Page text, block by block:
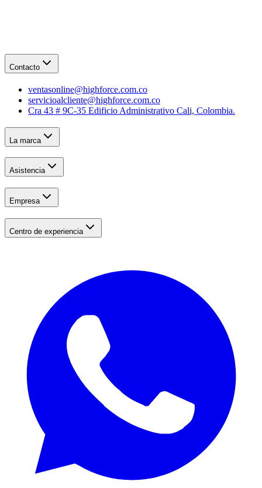
Contacto
ventasonline@highforce.com.co
servicioalcliente@highforce.com.co
Cra 43 # 9C-35 Edificio Administrativo Cali, Colombia.
La marca
Asistencia
Empresa
Centro de experiencia